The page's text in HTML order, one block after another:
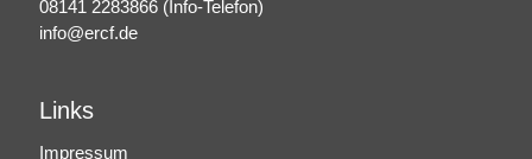
08141 2283866 (Info-Telefon)
info@ercf.de
Links
Impressum